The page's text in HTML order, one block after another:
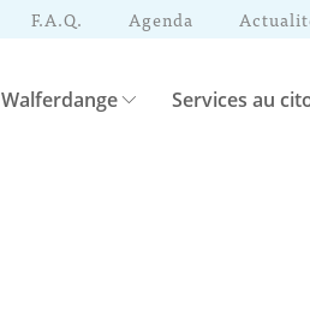
F.A.Q. Agenda
Walferdange Services au